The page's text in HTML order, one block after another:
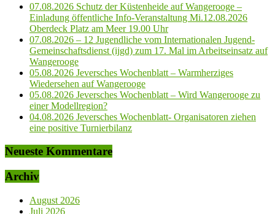
07.08.2026 Schutz der Küstenheide auf Wangerooge –
Einladung öffentliche Info-Veranstaltung Mi.12.08.2026
Oberdeck Platz am Meer 19.00 Uhr
07.08.2026 – 12 Jugendliche vom Internationalen Jugend-
Gemeinschaftsdienst (ijgd) zum 17. Mal im Arbeitseinsatz auf
Wangerooge
05.08.2026 Jeversches Wochenblatt – Warmherziges
Wiedersehen auf Wangerooge
05.08.2026 Jeversches Wochenblatt – Wird Wangerooge zu
einer Modellregion?
04.08.2026 Jeversches Wochenblatt- Organisatoren ziehen
eine positive Turnierbilanz
Neueste Kommentare
Archiv
August 2026
Juli 2026